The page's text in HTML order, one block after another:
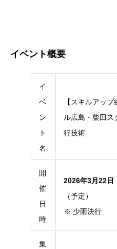
イベント概要
イ
ベ
ン
ト
名
【スキルアッ
ル広島・柴田ス
行技術
開
催
日
時
2026年3月22日
（予定）
※ 少雨決行
集